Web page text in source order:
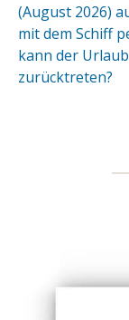
(August 2026)
mit dem Schiff
kann der
zurücktreten?